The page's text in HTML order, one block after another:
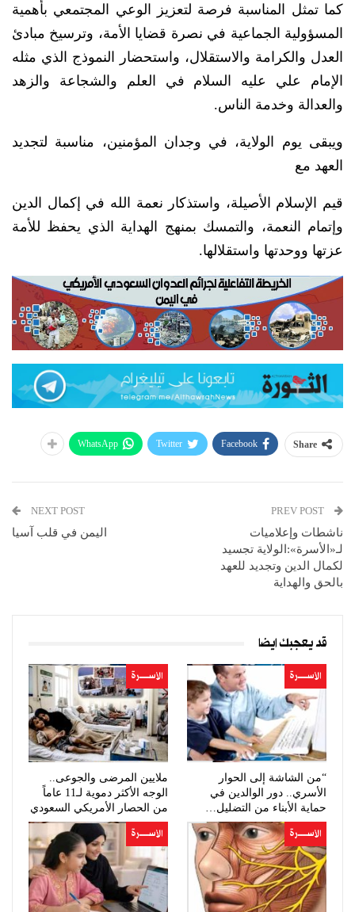
كما تمثل المناسبة فرصة لتعزيز الوعي المجتمعي بأهمية
المسؤولية الجماعية في نصرة قضايا الأمة، وترسيخ مبادئ
العدل والكرامة والاستقلال، واستحضار النموذج الذي مثله
الإمام علي عليه السلام في العلم والشجاعة والزهد
والعدالة وخدمة الناس.
ويبقى يوم الولاية، في وجدان المؤمنين، مناسبة لتجديد
العهد مع
قيم الإسلام الأصيلة، واستذكار نعمة الله في إكمال الدين
وإتمام النعمة، والتمسك بمنهج الهداية الذي يحفظ للأمة
عزتها ووحدتها واستقلالها.
Share
Facebook
Twitter
WhatsApp
ناشطات وإعلاميات
لـ«الأسرة»:الولاية تجسيد
لكمال الدين وتجديد للعهد
بالحق والهداية
NEXT POST
اليمن في قلب آسيا
قد يعجبك ايضا
الأســــــرة
“من الشاشة إلى الحوار
الأسري.. دور الوالدين في
حماية الأبناء من التضليل…
الأســــــرة
ملايين المرضى والجوعى..
الوجه الأكثر دموية لـ11 عاماً
من الحصار الأمريكي السعودي
الأســــــرة الأســــــرة